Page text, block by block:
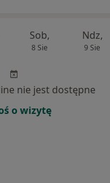
Sob,
8 Sie
Ndz,
9 Sie
nie jest dostępne
o wizytę